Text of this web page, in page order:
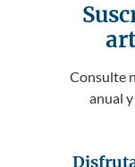
Consulte
anual